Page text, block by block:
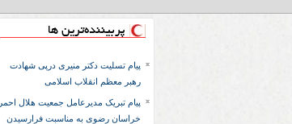
پربیننده‌ترین ها
پیام تسلیت دکتر منیری درپی شهادت
رهبر معظم انقلاب اسلامی
پیام تبریک مدیرعامل جمعیت هلال احمر
خراسان رضوی به مناسبت فرارسیدن